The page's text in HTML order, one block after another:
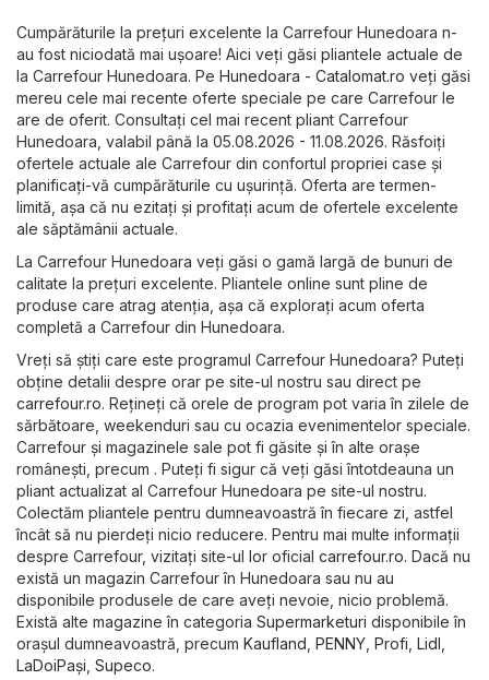
Cumpărăturile la prețuri excelente la Carrefour Hunedoara n-
au fost niciodată mai ușoare! Aici veți găsi pliantele actuale de
la Carrefour Hunedoara. Pe Hunedoara - Catalomat.ro veți găsi
mereu cele mai recente oferte speciale pe care Carrefour le
are de oferit. Consultați cel mai recent pliant Carrefour
Hunedoara, valabil până la 05.08.2026 - 11.08.2026. Răsfoiți
ofertele actuale ale Carrefour din confortul propriei case și
planificați-vă cumpărăturile cu ușurință. Oferta are termen-
limită, așa că nu ezitați și profitați acum de ofertele excelente
ale săptămânii actuale.
La Carrefour Hunedoara veți găsi o gamă largă de bunuri de
calitate la prețuri excelente. Pliantele online sunt pline de
produse care atrag atenția, așa că explorați acum oferta
completă a Carrefour din Hunedoara.
Vreți să știți care este programul Carrefour Hunedoara? Puteți
obține detalii despre orar pe site-ul nostru sau direct pe
carrefour.ro. Rețineți că orele de program pot varia în zilele de
sărbătoare, weekenduri sau cu ocazia evenimentelor speciale.
Carrefour și magazinele sale pot fi găsite și în alte orașe
românești, precum . Puteți fi sigur că veți găsi întotdeauna un
pliant actualizat al Carrefour Hunedoara pe site-ul nostru.
Colectăm pliantele pentru dumneavoastră în fiecare zi, astfel
încât să nu pierdeți nicio reducere. Pentru mai multe informații
despre Carrefour, vizitați site-ul lor oficial carrefour.ro. Dacă nu
există un magazin Carrefour în Hunedoara sau nu au
disponibile produsele de care aveți nevoie, nicio problemă.
Există alte magazine în categoria Supermarketuri disponibile în
orașul dumneavoastră, precum Kaufland PENNY Profi Lidl
LaDoiPași Supeco.